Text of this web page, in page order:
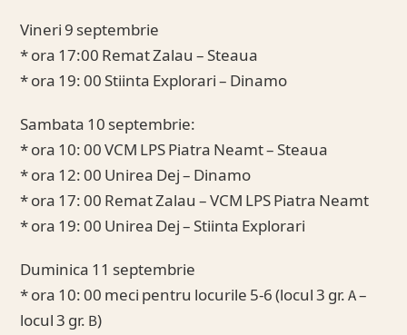
Vineri 9 septembrie
* ora 17:00 Remat Zalau – Steaua
* ora 19: 00 Stiinta Explorari – Dinamo
Sambata 10 septembrie:
* ora 10: 00 VCM LPS Piatra Neamt – Steaua
* ora 12: 00 Unirea Dej – Dinamo
* ora 17: 00 Remat Zalau – VCM LPS Piatra Neamt
* ora 19: 00 Unirea Dej – Stiinta Explorari
Duminica 11 septembrie
* ora 10: 00 meci pentru locurile 5-6 (locul 3 gr. A –
locul 3 gr. B)